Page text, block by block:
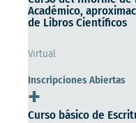
Académico,
de Libros Científicos
Virtual
Inscripciones Abiertas
+
Curso básico de